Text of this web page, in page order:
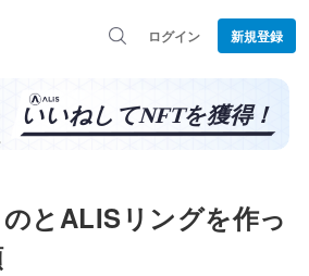
ログイン 新規登録
とALISリングを作っ